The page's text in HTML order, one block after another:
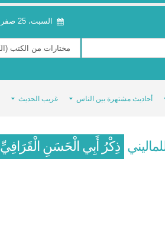
السبت، 25 صفر 1448 هـ
أحاديث مشتهرة بين الناس غريب الحديث
ذِكْرُ أَبِي الْحَسَنِ الْقَرَافِيِّ